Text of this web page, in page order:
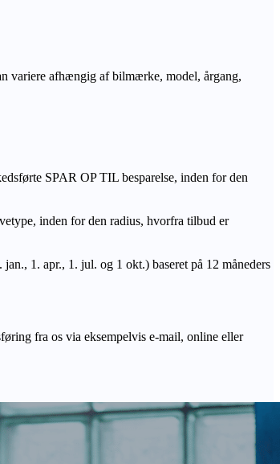
variere afhængig af bilmærke, model, årgang,
SPAR OP TIL besparelse, inden for den
inden for den radius, hvorfra tilbud er
1. apr., 1. jul. og 1 okt.) baseret på 12 måneders
fra os via eksempelvis e-mail, online eller